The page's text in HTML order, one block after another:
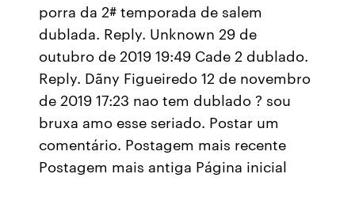
porra da 2# temporada de salem
dublada. Reply. Unknown 29 de
outubro de 2019 19:49 Cade 2 dublado.
Reply. Dãny Figueiredo 12 de novembro
de 2019 17:23 nao tem dublado ? sou
bruxa amo esse seriado. Postar um
comentário. Postagem mais recente
Postagem mais antiga Página inicial